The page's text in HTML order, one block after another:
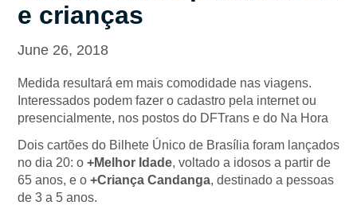
e crianças
June 26, 2018
Medida resultará em mais comodidade nas viagens.
Interessados podem fazer o cadastro pela internet ou
presencialmente, nos postos do DFTrans e do Na Hora
Dois cartões do Bilhete Único de Brasília foram lançados
no dia 20: o +Melhor Idade, voltado a idosos a partir de
65 anos, e o +Criança Candanga, destinado a pessoas
de 3 a 5 anos.